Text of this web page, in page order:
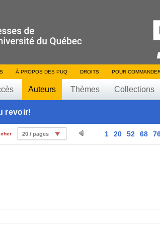
À PROPOS DES PUQ DROITS POUR
Auteurs Thèmes Collections
revoir!
1 20 52 68
20 / pages